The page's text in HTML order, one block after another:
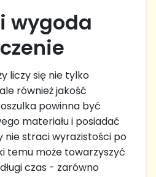
wygoda
liczy się nie tylko
również jakość
powinna być
materiału i posiadać
nie straci wyrazistości po
temu może towarzyszyć
czas - zarówno